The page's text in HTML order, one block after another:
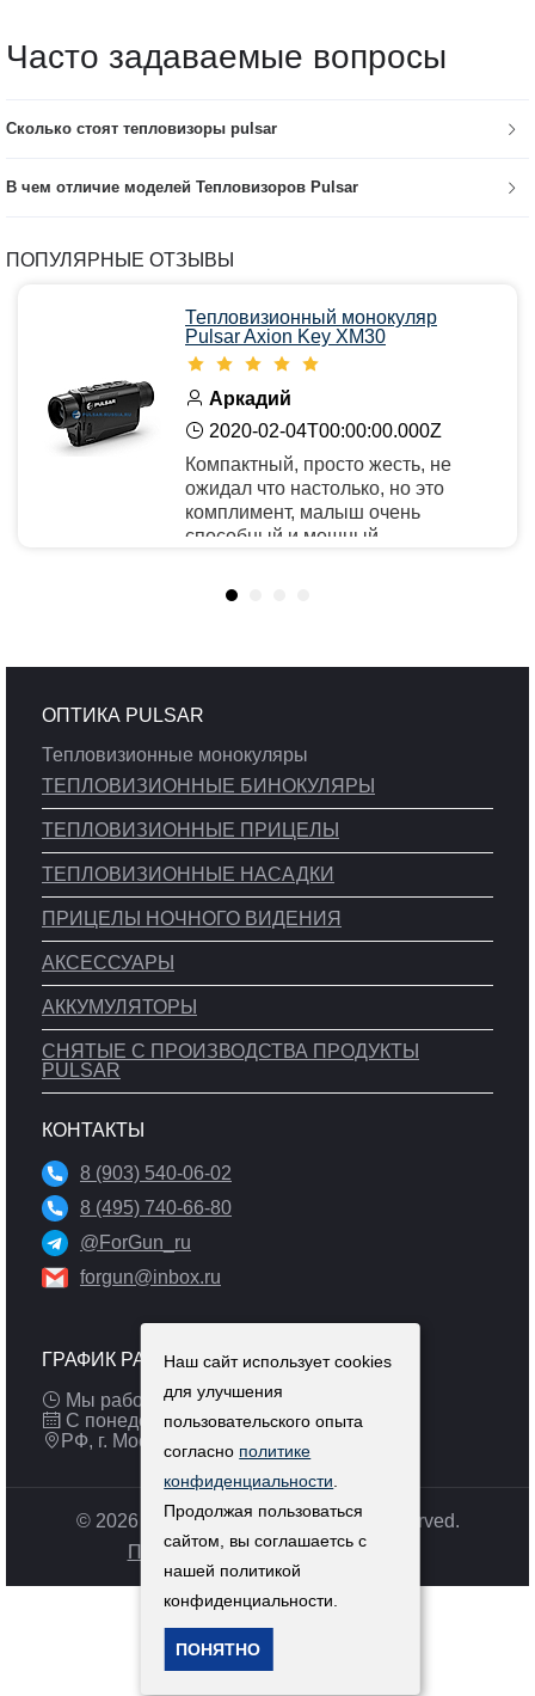
Часто задаваемые вопросы
Сколько стоят тепловизоры pulsar
В чем отличие моделей Тепловизоров Pulsar
ПОПУЛЯРНЫЕ ОТЗЫВЫ
Тепловизионный монокуляр
Pulsar Axion Key XM30
Аркадий
2020-02-04T00:00:00.000Z
Компактный, просто жесть, не
ожидал что настолько, но это
комплимент, малыш очень
способный и мощный.
ОПТИКА PULSAR
Тепловизионные монокуляры
ТЕПЛОВИЗИОННЫЕ БИНОКУЛЯРЫ
ТЕПЛОВИЗИОННЫЕ ПРИЦЕЛЫ
ТЕПЛОВИЗИОННЫЕ НАСАДКИ
ПРИЦЕЛЫ НОЧНОГО ВИДЕНИЯ
АКСЕССУАРЫ
АККУМУЛЯТОРЫ
СНЯТЫЕ С ПРОИЗВОДСТВА ПРОДУКТЫ
PULSAR
КОНТАКТЫ
8 (903) 540-06-02
8 (495) 740-66-80
@ForGun_ru
forgun@inbox.ru
ГРАФИК РАБОТЫ
Мы работаем: 9:00 — 19:00 (МСК)
С понедельника по пятницу
РФ, г. Москва
© 2026 Pulsar-russia.ru. All Rights Reserved.
Политика конфиденциальности
Наш сайт использует cookies
для улучшения
пользовательского опыта
согласно политике
конфиденциальности
Продолжая пользоваться
сайтом, вы соглашаетсь с
нашей политикой
конфиденциальности.
ПОНЯТНО